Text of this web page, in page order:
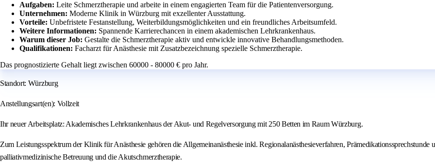
Aufgaben: Leite Schmerztherapie und arbeite in einem engagierten Team für die Patientenversorgung.
Unternehmen: Moderne Klinik in Würzburg mit exzellenter Ausstattung.
Vorteile: Unbefristete Festanstellung, Weiterbildungsmöglichkeiten und ein freundliches Arbeitsumfeld.
Weitere Informationen: Spannende Karrierechancen in einem akademischen Lehrkrankenhaus.
Warum dieser Job: Gestalte die Schmerztherapie aktiv und entwickle innovative Behandlungsmethoden.
Qualifikationen: Facharzt für Anästhesie mit Zusatzbezeichnung spezielle Schmerztherapie.
Das prognostizierte Gehalt liegt zwischen 60000 - 80000 € pro Jahr.
Standort: Würzburg
Anstellungsart(en): Vollzeit
Ihr neuer Arbeitsplatz: Akademisches Lehrkrankenhaus der Akut- und Regelversorgung mit 250 Betten im Raum Würzburg.
Zum Leistungsspektrum der Klinik für Anästhesie gehören die Allgemeinanästhesie inkl. Regionalanästhesieverfahren,
palliativmedizinische Betreuung und die Akutschmerztherapie.